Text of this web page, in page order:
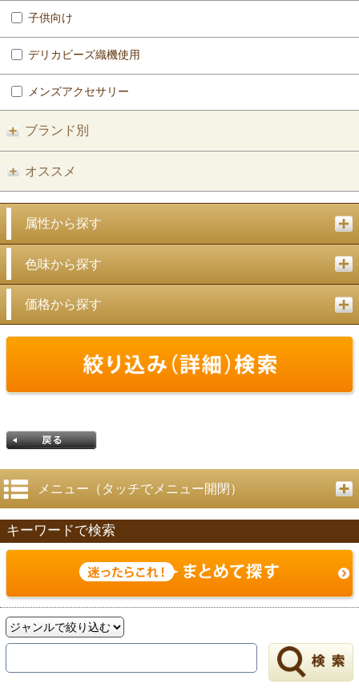
子供向け
デリカビーズ織機使用
メンズアクセサリー
ブランド別
オススメ
属性から探す
色味から探す
価格から探す
戻る
メニュー（タッチでメニュー開閉）
キーワードで検索